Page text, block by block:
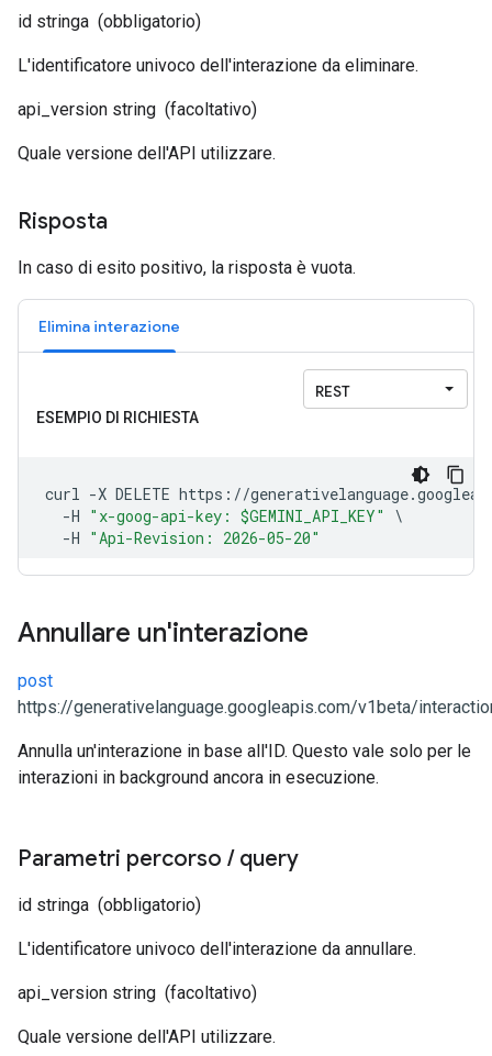
id stringa (obbligatorio)
L'identificatore univoco dell'interazione da eliminare.
api_version string (facoltativo)
Quale versione dell'API utilizzare.
Risposta
In caso di esito positivo, la risposta è vuota.
Elimina interazione
Annullare un'interazione
post
https://generativelanguage.googleapis.com/v1beta/
Annulla un'interazione in base all'ID. Questo vale solo per le
interazioni in background ancora in esecuzione.
Parametri percorso /query
id stringa (obbligatorio)
L'identificatore univoco dell'interazione da annullare.
api_version string (facoltativo)
Quale versione dell'API utilizzare.